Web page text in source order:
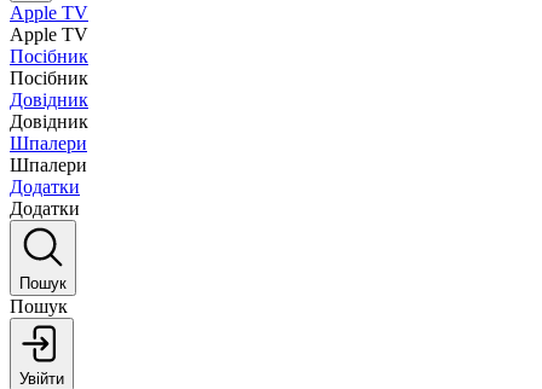
Apple TV
Apple TV
Посібник
Посібник
Довідник
Довідник
Шпалери
Шпалери
Додатки
Додатки
Пошук
Пошук
Увійти